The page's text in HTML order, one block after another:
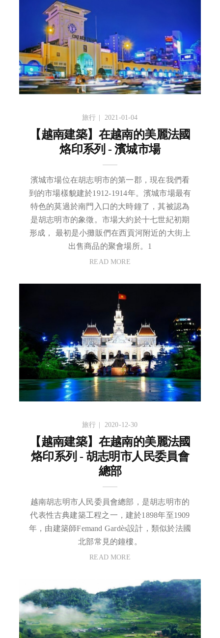
旅行 2021-01-04
【越南建築】在越南的美麗法國
烙印系列 - 濱城市場
濱城市場位在胡志明市的第一郡，現在我們看
到的市場樣貌建於1912-1914年。濱城市場最有
特色的莫過於南門入口的大時鐘了，其被認為
是胡志明市的象徵。市場大約於十七世紀初期
形成， 最初是小攤販們在西貢河附近的大街上
出售商品的聚會場所。1
READ MORE
旅行 2020-12-30
【越南建築】在越南的美麗法國
烙印系列 - 胡志明市人民委員會
總部
越南胡志明市人民委員會總部，是胡志明市的
代表性古典建築工程之一，建於1898年至1909
年，由建築師Femand Gardès設計，類似於法國
北部常見的鐘樓。
READ MORE